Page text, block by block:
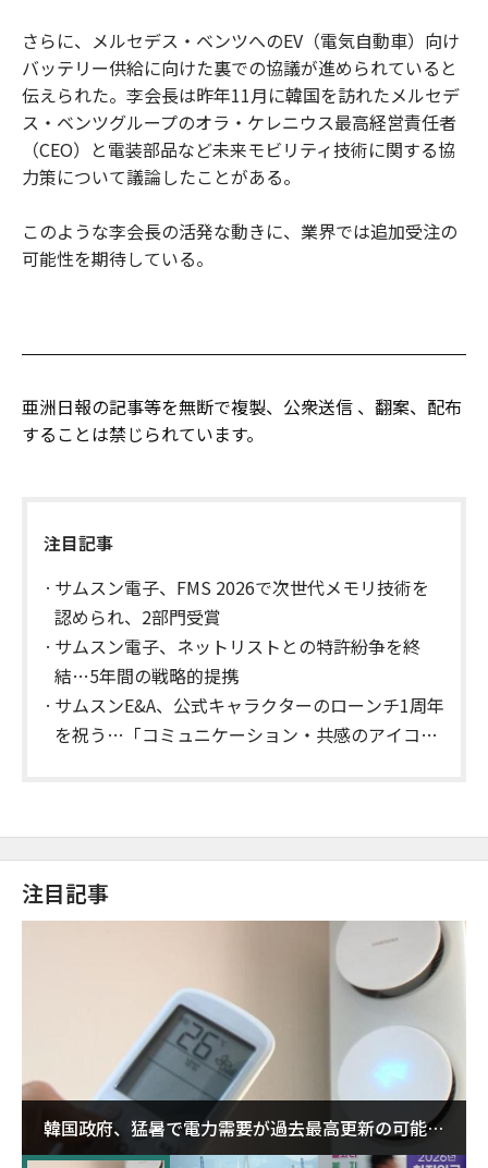
さらに、メルセデス・ベンツへのEV（電気自動車）向け
バッテリー供給に向けた裏での協議が進められていると
伝えられた。李会長は昨年11月に韓国を訪れたメルセデ
ス・ベンツグループのオラ・ケレニウス最高経営責任者
（CEO）と電装部品など未来モビリティ技術に関する協
力策について議論したことがある。
このような李会長の活発な動きに、業界では追加受注の
可能性を期待している。
亜洲日報の記事等を無断で複製、公衆送信 、翻案、配布
することは禁じられています。
注目記事
サムスン電子、FMS 2026で次世代メモリ技術を
認められ、2部門受賞
サムスン電子、ネットリストとの特許紛争を終
結…5年間の戦略的提携
サムスンE&A、公式キャラクターのローンチ1周年
を祝う…「コミュニケーション・共感のアイコン
注目記事
韓国政府、猛暑で電力需要が過去最高更新の可能性